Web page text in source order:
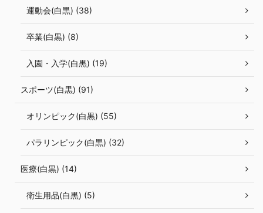
運動会(白黒) (38)
卒業(白黒) (8)
入園・入学(白黒) (19)
スポーツ(白黒) (91)
オリンピック(白黒) (55)
パラリンピック(白黒) (32)
医療(白黒) (14)
衛生用品(白黒) (5)